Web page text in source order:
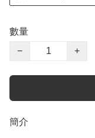
數量
−
+
簡介